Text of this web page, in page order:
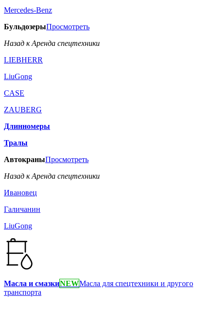
Mercedes-Benz
БульдозерыПросмотреть
Назад к Аренда спецтехники
LIEBHERR
LiuGong
CASE
ZAUBERG
Длинномеры
Тралы
АвтокраныПросмотреть
Назад к Аренда спецтехники
Ивановец
Галичанин
LiuGong
Масла и смазкиNEWМасла для спецтехники и другого
транспорта